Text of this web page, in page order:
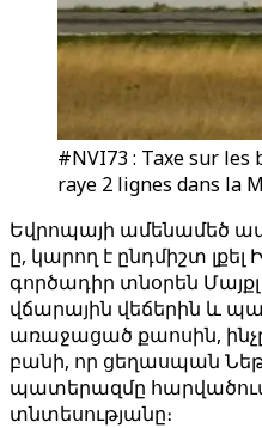
#NVI73 : Taxe sur les
raye 2 lignes dans la
Եվրոպայի ամենամեծ
ը, կարող է ընդմիշտ լքել
գործադիր տնօրեն Մայքլ
վճարային վեճերին և
առաջացած քաոսին,
բանի, որ ցեղասպան
պատերազմը հարվածում
տնտեսությանը։